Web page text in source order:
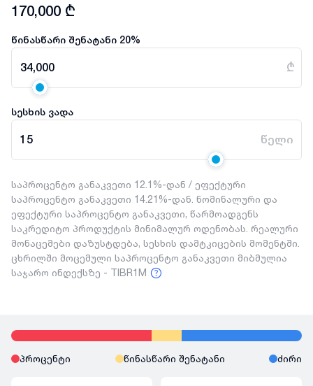
170,000 ₾
წინასწარი შენატანი 20%
34,000 ₾
სესხის ვადა
15 წელი
საპროცენტო განაკვეთი 12.1%-დან / ეფექტური
საპროცენტო განაკვეთი 14.21%-დან. ნომინალური და
ეფექტური საპროცენტო განაკვეთი, წარმოადგენს
საკრედიტო პროდუქტის მინიმალურ ოდენობას. რეალური
მონაცემები დაზუსტდება, სესხის დამტკიცების მომენტში.
ცხრილში მოცემული საპროცენტო განაკვეთი მიბმულია
საჯარო ინდექსზე - TIBR1M
პროცენტი წინასწარი შენატანი ძირი